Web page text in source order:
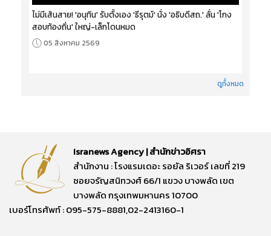
ไม่มีเส้นสาย! 'อนุทิน' รับตั้งเอง 'ธีรุตม์' นั่ง 'อธิบดีสถ.' ลั่น 'โกง
สอบท้องถิ่น' ใหญ่-เล็กโดนหมด
05 สิงหาคม 2569
ดูทั้งหมด
Isranews Agency | สำนักข่าวอิศรา
สำนักงาน : โรงแรมเดอะ รอยัล ริเวอร์ เลขที่ 219
ซอยจรัญสนิทวงศ์ 66/1 แขวง บางพลัด เขต
บางพลัด กรุงเทพมหานคร 10700
เบอร์โทรศัพท์ : 095-575-8881,02-2413160-1